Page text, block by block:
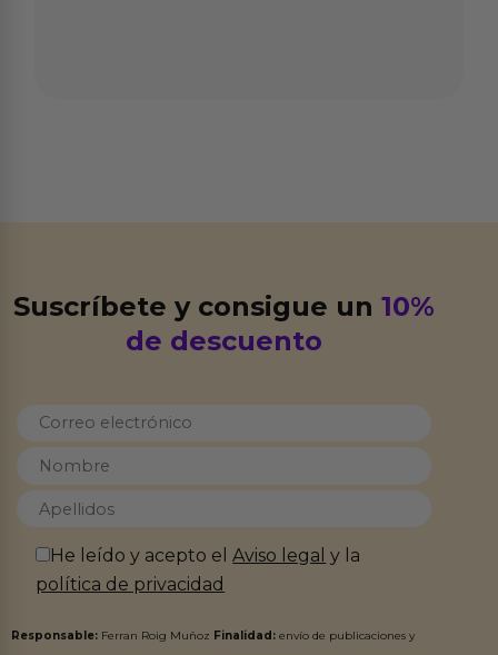
Suscríbete y consigue un10%
de descuento
He leído y acepto elAviso legal y la
política de privacidad
Responsable: Ferran Roig Muñoz Finalidad: envío de publicaciones y